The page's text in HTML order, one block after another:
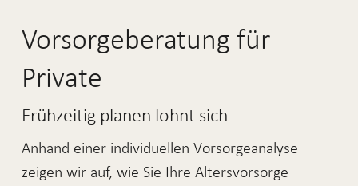
Vorsorgeberatung für
Private
Frühzeitig planen lohnt sich
Anhand einer individuellen Vorsorgeanalyse
zeigen wir auf, wie Sie Ihre Altersvorsorge